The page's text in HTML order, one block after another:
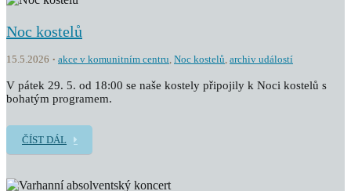
Noc kostelů
15.5.2026 akce v komunitním centru, Noc kostelů, archiv událostí
V pátek 29. 5. od 18:00 se naše kostely připojily k Noci kostelů s
bohatým programem.
ČÍST DÁL